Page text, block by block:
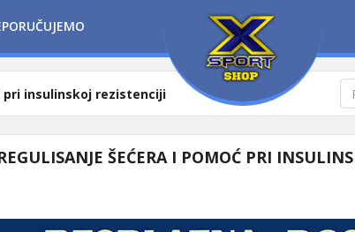
pri insulinskoj rezistenciji
ŠEĆERA I POMOĆ PRI